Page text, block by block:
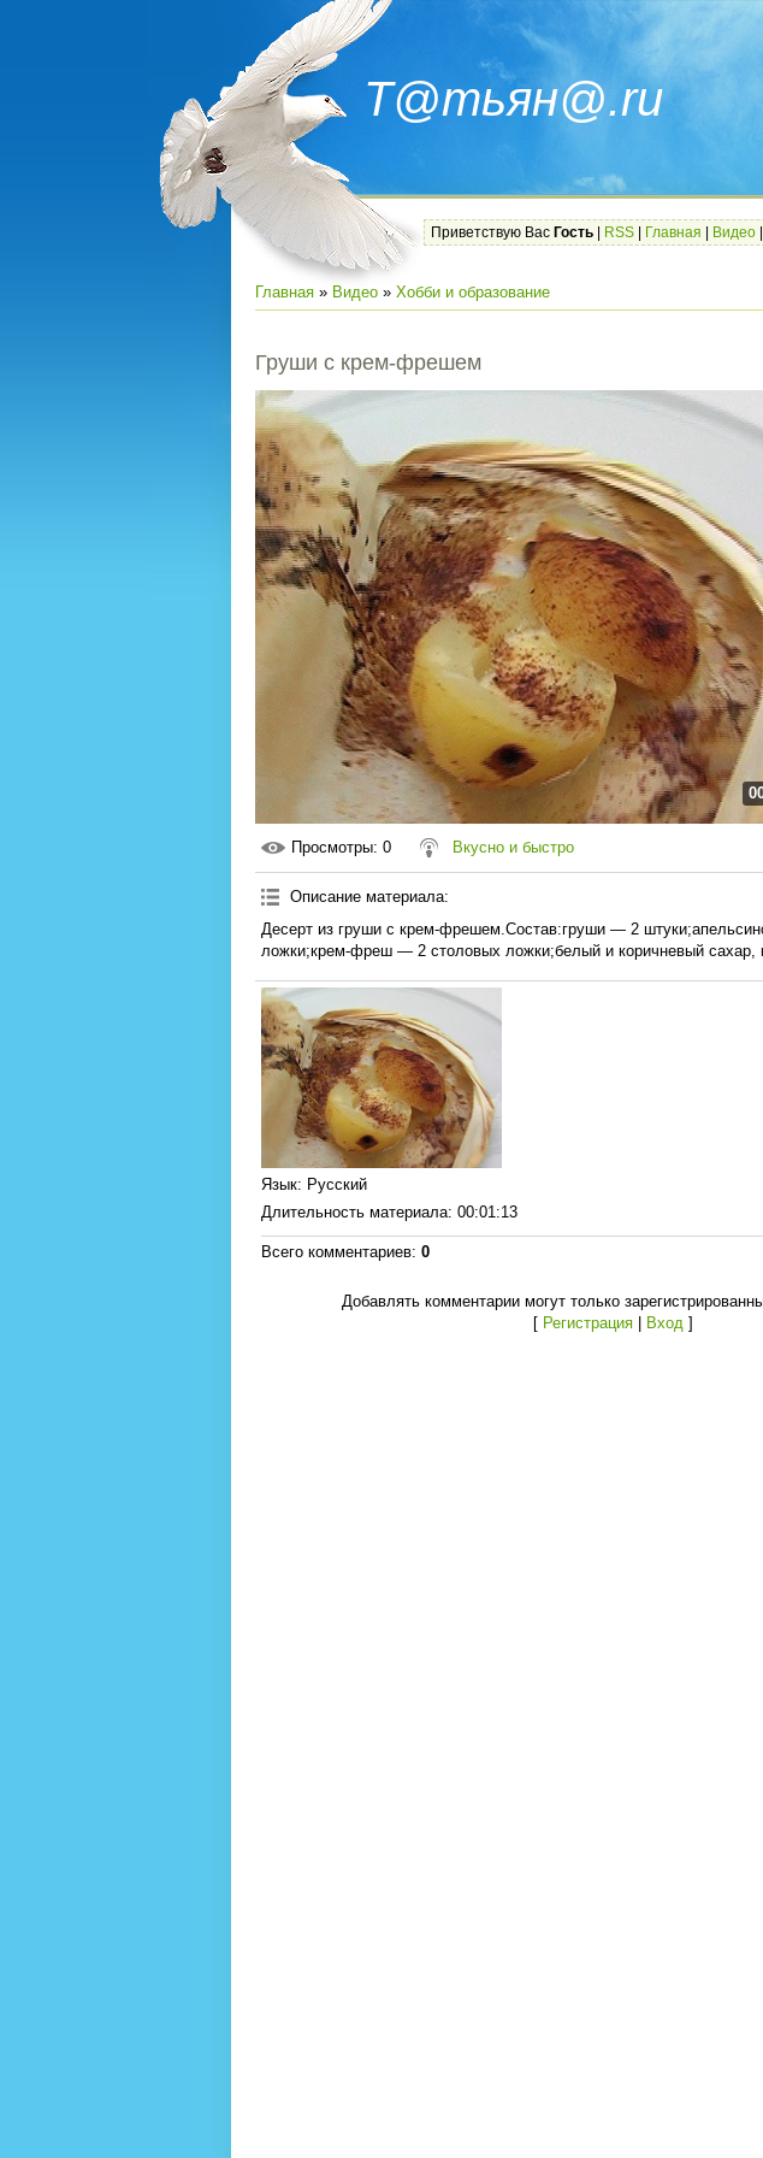
Т@тьян@.ru
Приветствую Вас Гость RSS Главная Видео
Главная » Видео » Хобби и образование
Груши с крем-фрешем
Просмотры: 0 Вкусно и быстро
Описание материала:
Десерт из груши с крем-фрешем.Состав:груши — 2
ложки;крем-фреш — 2 столовых ложки;белый и коричневый сахар,
Язык: Русский
Длительность материала: 00:01:13
Всего комментариев: 0
Добавлять комментарии могут только
[ Регистрация| Вход]